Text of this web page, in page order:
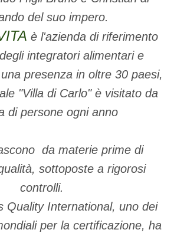
del suo impero.
è l'azienda di riferimento
integratori alimentari e
presenza in oltre 30 paesi,
"Villa di Carlo" è visitato da
di persone ogni anno
da materie prime di
sottoposte a rigorosi
controlli.
Quality International, uno dei
per la certificazione, ha